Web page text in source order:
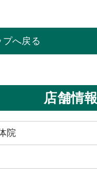
へ戻る
店舗情報
院